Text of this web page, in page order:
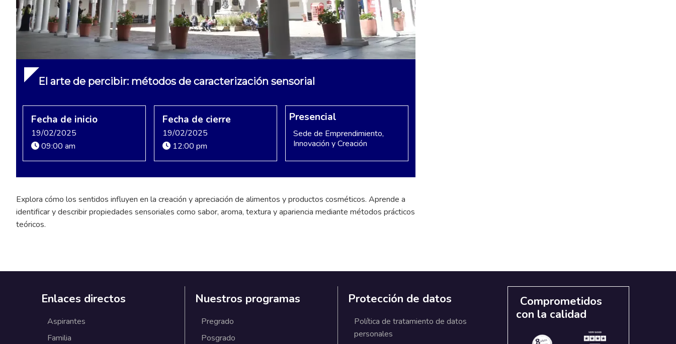
El arte de percibir: métodos de caracterización sensorial
Fecha de inicio
19/02/2025
09:00 am
Fecha de cierre
19/02/2025
12:00 pm
Presencial
Sede de Emprendimiento,
Innovación y Creación
Explora cómo los sentidos influyen en la creación y apreciación de alimentos y productos cosméticos. Aprende a
identificar y describir propiedades sensoriales como sabor, aroma, textura y apariencia mediante métodos prácticos
teóricos.
Enlaces directos
Aspirantes
Familia
Nuestros programas
Pregrado
Posgrado
Protección de datos
Política de tratamiento de datos
personales
Comprometidos
con la calidad